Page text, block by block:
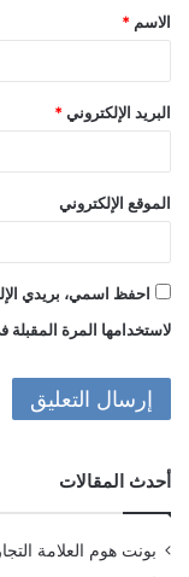
*
الاسم *
البريد الإلكتروني *
الموقع الإلكتروني
احفظ اسمي، بريدي
لاستخدامها المرة المقبلة
أحدث المقالات
بونت هوم العلامة